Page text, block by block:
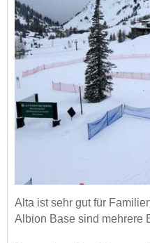
Alta ist sehr gut für
Albion Base sind mehrere